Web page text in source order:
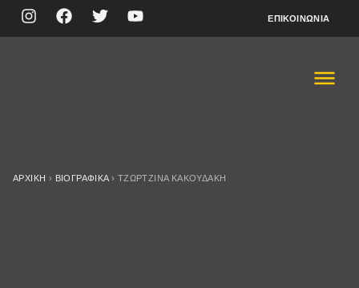
ΕΠΙΚΟΙΝΩΝΊΑ
ΑΡΧΙΚΉ › ΒΙΟΓΡΑΦΙΚΆ› ΤΖΩΡΤΖΊΝΑ ΚΑΚΟΥΔΆΚΗ